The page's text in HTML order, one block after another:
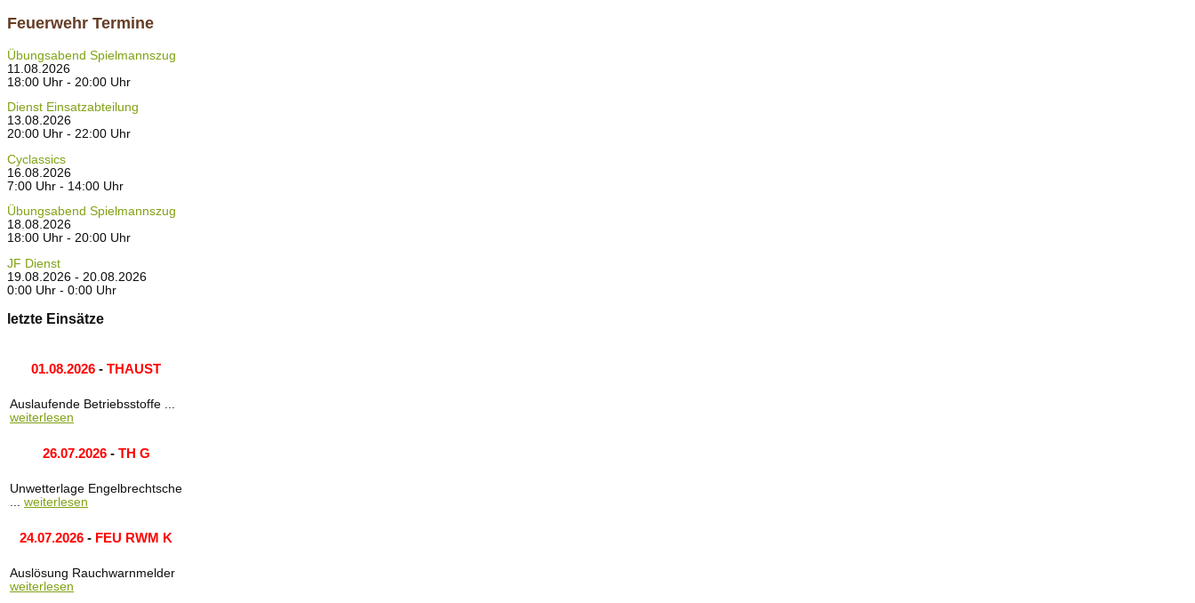
Feuerwehr Termine
Übungsabend Spielmannszug
11.08.2026
18:00 Uhr - 20:00 Uhr
Dienst Einsatzabteilung
13.08.2026
20:00 Uhr - 22:00 Uhr
Cyclassics
16.08.2026
7:00 Uhr - 14:00 Uhr
Übungsabend Spielmannszug
18.08.2026
18:00 Uhr - 20:00 Uhr
JF Dienst
19.08.2026 - 20.08.2026
0:00 Uhr - 0:00 Uhr
letzte Einsätze
01.08.2026 - THAUST
Auslaufende Betriebsstoffe ...
weiterlesen
26.07.2026- TH G
Unwetterlage Engelbrechtsche
... weiterlesen
24.07.2026 - FEU RWM K
Auslösung Rauchwarnmelder
weiterlesen